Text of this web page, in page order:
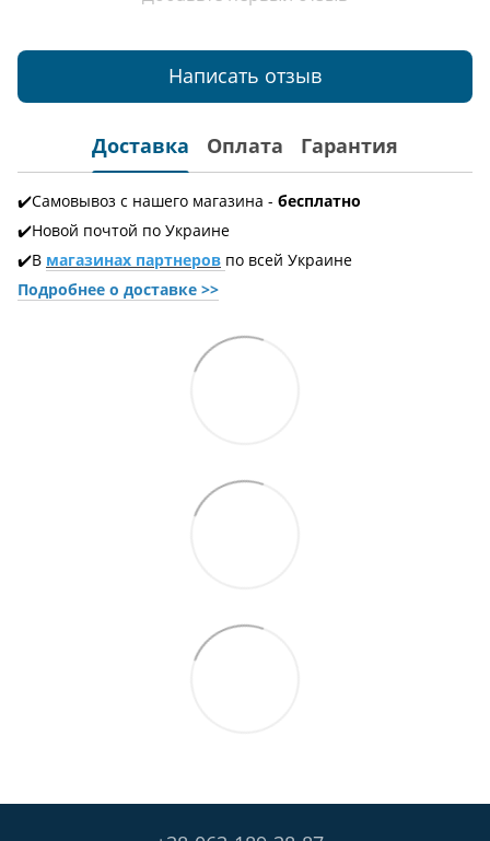
Написать отзыв
Доставка Оплата Гарантия
✔️Самовывоз с нашего магазина - бесплатно
✔️Новой почтой по Украине
✔️В магазинах партнеров по всей Украине
Подробнее о доставке >>